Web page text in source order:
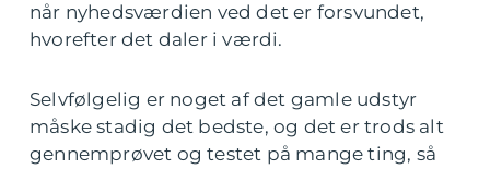
når nyhedsværdien ved det er forsvundet,
hvorefter det daler i værdi.
Selvfølgelig er noget af det gamle udstyr
måske stadig det bedste, og det er trods alt
gennemprøvet og testet på mange ting, så